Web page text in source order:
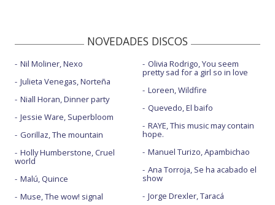
NOVEDADES DISCOS
Nil Moliner, Nexo
Julieta Venegas, Norteña
Niall Horan, Dinner party
Jessie Ware, Superbloom
Gorillaz, The mountain
Holly Humberstone, Cruel
world
Malú, Quince
Muse, The wow! signal
Olivia Rodrigo, You seem
pretty sad for a girl so in love
Loreen, Wildfire
Quevedo, El baifo
RAYE, This music may contain
hope.
Manuel Turizo, Apambichao
Ana Torroja, Se ha acabado el
show
Jorge Drexler, Taracá